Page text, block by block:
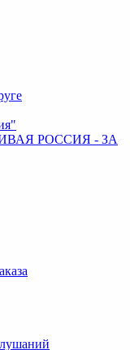
РОССИЯ - ЗА